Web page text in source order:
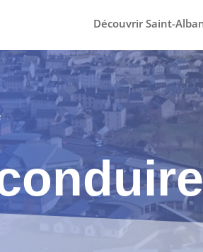
Découvrir Saint-